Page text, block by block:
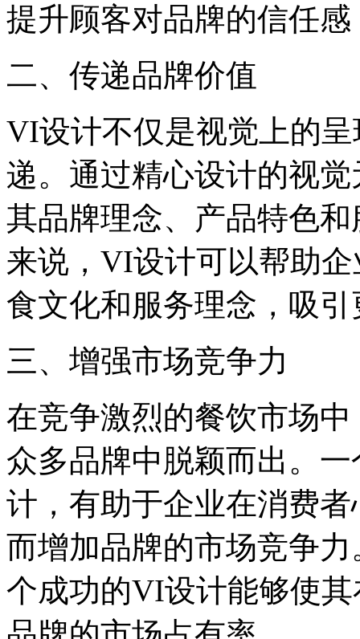
提升顾客对品牌的信任
二、传递品牌价值
VI设计不仅是视觉上的
递。通过精心设计的视
其品牌理念、产品特色
来说，VI设计可以帮助
食文化和服务理念，吸
三、增强市场竞争力
在竞争激烈的餐饮市场
众多品牌中脱颖而出。
计，有助于企业在消费
而增加品牌的市场竞争
个成功的VI设计能够使